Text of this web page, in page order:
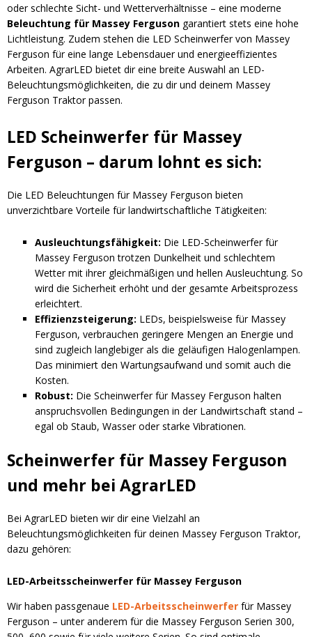
oder schlechte Sicht- und Wetterverhältnisse – eine moderne
Beleuchtung für Massey Ferguson garantiert stets eine hohe
Lichtleistung. Zudem stehen die LED Scheinwerfer von Massey
Ferguson für eine lange Lebensdauer und energieeffizientes
Arbeiten. AgrarLED bietet dir eine breite Auswahl an LED-
Beleuchtungsmöglichkeiten, die zu dir und deinem Massey
Ferguson Traktor passen.
LED Scheinwerfer für Massey
Ferguson – darum lohnt es sich:
Die LED Beleuchtungen für Massey Ferguson bieten
unverzichtbare Vorteile für landwirtschaftliche Tätigkeiten:
Ausleuchtungsfähigkeit: Die LED-Scheinwerfer für
Massey Ferguson trotzen Dunkelheit und schlechtem
Wetter mit ihrer gleichmäßigen und hellen Ausleuchtung. So
wird die Sicherheit erhöht und der gesamte Arbeitsprozess
erleichtert.
Effizienzsteigerung: LEDs, beispielsweise für Massey
Ferguson, verbrauchen geringere Mengen an Energie und
sind zugleich langlebiger als die geläufigen Halogenlampen.
Das minimiert den Wartungsaufwand und somit auch die
Kosten.
Robust: Die Scheinwerfer für Massey Ferguson halten
anspruchsvollen Bedingungen in der Landwirtschaft stand –
egal ob Staub, Wasser oder starke Vibrationen.
Scheinwerfer für Massey Ferguson
und mehr bei AgrarLED
Bei AgrarLED bieten wir dir eine Vielzahl an
Beleuchtungsmöglichkeiten für deinen Massey Ferguson Traktor,
dazu gehören:
LED-Arbeitsscheinwerfer für Massey Ferguson
Wir haben passgenaue LED-Arbeitsscheinwerfer für Massey
Ferguson – unter anderem für die Massey Ferguson Serien 300,